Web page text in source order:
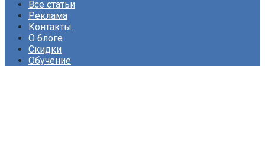
Все статьи
Реклама
Контакты
О блоге
Скидки
Обучение